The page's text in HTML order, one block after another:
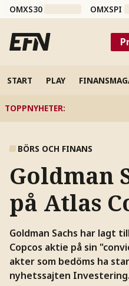
OMXS30 OMXSPI
START PLAY
TOPPNYHETER:
BÖRS OCH FINANS
Goldman
på Atlas
Goldman Sachs har lagt
Copcos aktie på sin
akter som bedöms ha
nyhetssajten Investering.